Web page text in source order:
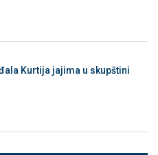
Kurtija jajima u skupštini